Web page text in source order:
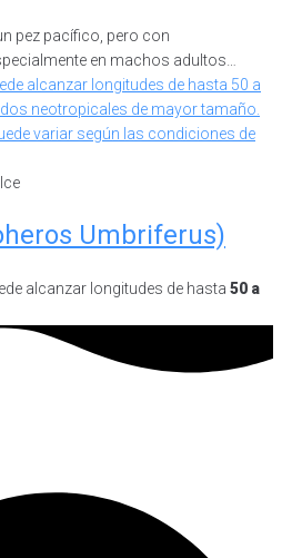
pez pacífico, pero con
en machos adultos…
Umbriferus)
alcanzar longitudes de hasta 50 a